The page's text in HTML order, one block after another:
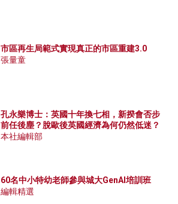
市區再生局範式實現真正的市區重建3.0
張量童
孔永樂博士：英國十年換七相，新揆會否步
前任後塵？脫歐後英國經濟為何仍然低迷？
本社編輯部
60名中小特幼老師參與城大GenAI培訓班
編輯精選